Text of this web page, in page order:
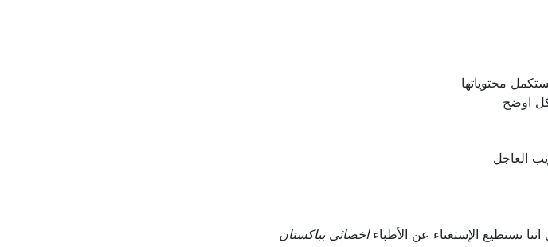
محتوياتها
اوضح
العاجل
نستطيع الإستغناء عن الأطباءاخصائى بباكستان